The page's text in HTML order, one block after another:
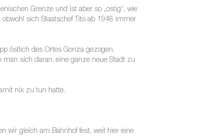
Grenze und ist aber so „ostig“, wie
sich Staatschef Tito ab 1948 immer
östlich des Ortes Goriza gezogen.
sich daran, eine ganze neue Stadt zu
nix zu tun hatte.
wir gleich am Bahnhof fest, weil hier eine